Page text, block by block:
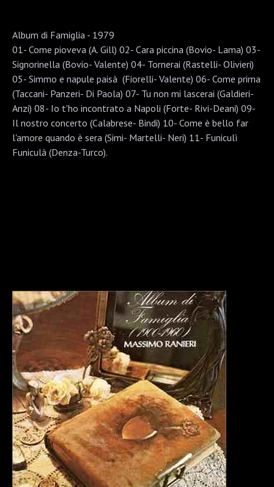
Album di Famiglia - 1979
01- Come pioveva (A. Gill) 02- Cara piccina (Bovio- Lama) 03-
Signorinella (Bovio- Valente) 04- Tornerai (Rastelli- Olivieri)
05- Simmo e napule paisà (Fiorelli- Valente) 06- Come prima
(Taccani- Panzeri- Di Paola) 07- Tu non mi lascerai (Galdieri-
Anzi) 08- Io t'ho incontrato a Napoli (Forte- Rivi-Deani) 09-
Il nostro concerto (Calabrese- Bindi) 10- Come è bello far
l'amore quando è sera (Simi- Martelli- Neri) 11- Funiculì
Funiculà (Denza-Turco).